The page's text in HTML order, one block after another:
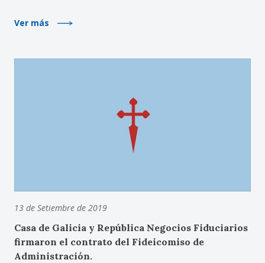
Ver más
13 de Setiembre de 2019
Casa de Galicia y República Negocios Fiduciarios
firmaron el contrato del Fideicomiso de
Administración.